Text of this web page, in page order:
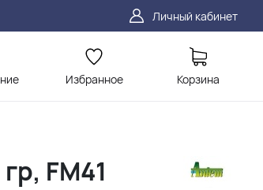
Личный кабинет
Избранное Корзина
FM41